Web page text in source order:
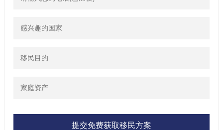
提交免费获取移民方案